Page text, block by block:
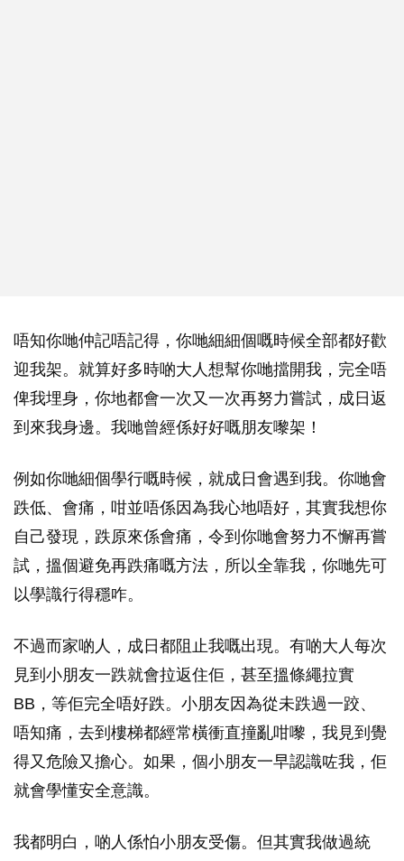
唔知你哋仲記唔記得，你哋細細個嘅時候全部都好歡
迎我架。就算好多時啲大人想幫你哋擋開我，完全唔
俾我埋身，你地都會一次又一次再努力嘗試，成日返
到來我身邊。我哋曾經係好好嘅朋友嚟架！
例如你哋細個學行嘅時候，就成日會遇到我。你哋會
跌低、會痛，咁並唔係因為我心地唔好，其實我想你
自己發現，跌原來係會痛，令到你哋會努力不懈再嘗
試，搵個避免再跌痛嘅方法，所以全靠我，你哋先可
以學識行得穩咋。
不過而家啲人，成日都阻止我嘅出現。有啲大人每次
見到小朋友一跌就會拉返住佢，甚至搵條繩拉實
BB，等佢完全唔好跌。小朋友因為從未跌過一跤、
唔知痛，去到樓梯都經常橫衝直撞亂咁嚟，我見到覺
得又危險又擔心。如果，個小朋友一早認識咗我，佢
就會學懂安全意識。
我都明白，啲人係怕小朋友受傷。但其實我做過統